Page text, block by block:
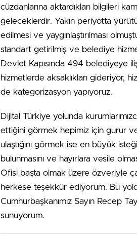
cüzdanlarına aktardıkları bilgileri
geleceklerdir. Yakın periyotta
edilmesi ve yaygınlaştırılması
standart getirilmiş ve belediye
Devlet Kapısında 494 belediyeye
hizmetlerde aksaklıkları gideriyor,
de kategorizasyon yapıyoruz.
Dijital Türkiye yolunda
ettiğini görmek hepimiz için gurur
ulaştığını görmek ise en büyük
bulunmasını ve hayırlara vesile
Ofisi başta olmak üzere özveriyle
herkese teşekkür ediyorum. Bu
Cumhurbaşkanımız Sayın Recep
sunuyorum.